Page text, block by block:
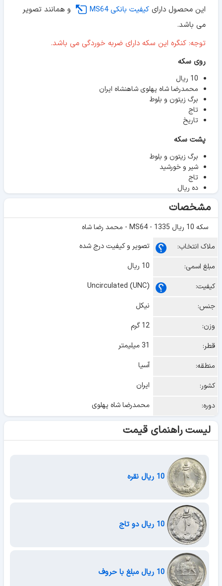
این محصول دارای کیفیت بانکی MS64
و همانند تصویر
می باشد.
توجه: کنگره این سکه دارای ضربه خوردگی می باشد.
روی سکه
10 ریال
محمدرضا شاه پهلوی شاهنشاه ایران
برگ زیتون و بلوط
تاج
تاریخ
پشت سکه
برگ زیتون و بلوط
شیر و خورشید
تاج
ده ریال
مشخصات
سکه 10 ریال 1335 - MS64 - محمد رضا شاه
ملاک انتخاب:
تصویر و کیفیت درج شده
مبلغ اسمی:
10 ریال
کیفیت:
Uncirculated (UNC)
جنس:
نیکل
وزن:
12 گرم
قطر:
31 میلیمتر
منطقه:
آسیا
کشور:
ایران
دوره:
محمدرضا شاه پهلوی
لیست راهنمای قیمت